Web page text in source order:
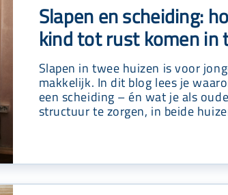
Slapen en scheiding:
kind tot rust komen in
Slapen in twee huizen is voor
makkelijk. In dit blog lees je
een scheiding – én wat je als
structuur te zorgen, in beide